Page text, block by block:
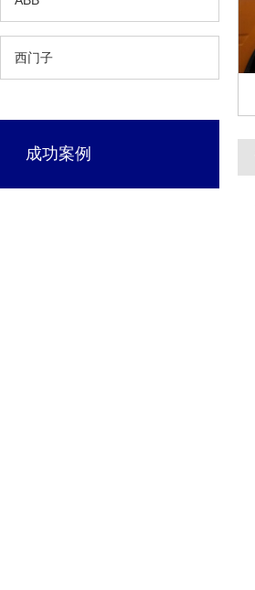
西门子
成功案例